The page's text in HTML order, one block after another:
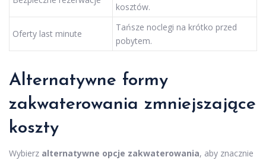
kosztów.
Oferty last minute
Tańsze noclegi na krótko przed
pobytem.
Alternatywne formy
zakwaterowania zmniejszające
koszty
Wybierz alternatywne opcje zakwaterowania, aby znacznie